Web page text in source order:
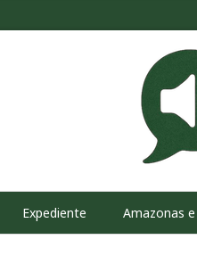
Expediente Amazonas